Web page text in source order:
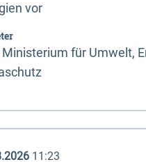
vor
Ministerium für Umwelt,
11:23